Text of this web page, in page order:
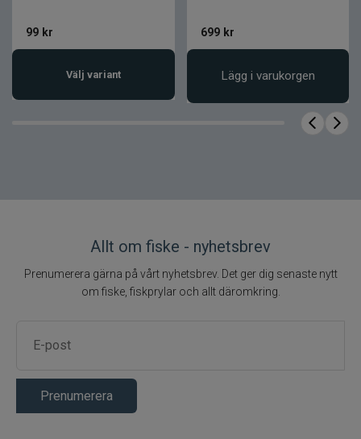
99 kr
Välj variant
699 kr
Lägg i varukorgen
Allt om fiske - nyhetsbrev
Prenumerera gärna på vårt nyhetsbrev. Det ger dig senaste nytt
om fiske, fiskprylar och allt däromkring.
Prenumerera